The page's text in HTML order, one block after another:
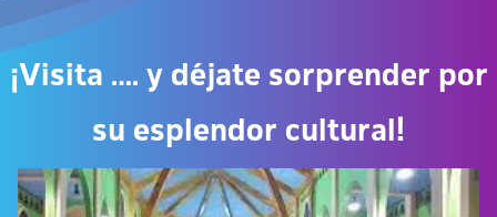
¡Visita …. y déjate sorprender por
su esplendor cultural!